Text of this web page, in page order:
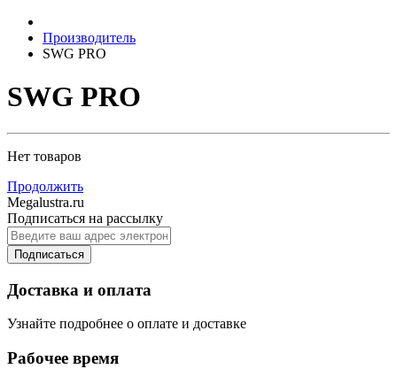
Производитель
SWG PRO
SWG PRO
Нет товаров
Продолжить
Megalustra.ru
Подписаться на рассылку
Подписаться
Доставка и оплата
Узнайте подробнее о оплате и доставке
Рабочее время